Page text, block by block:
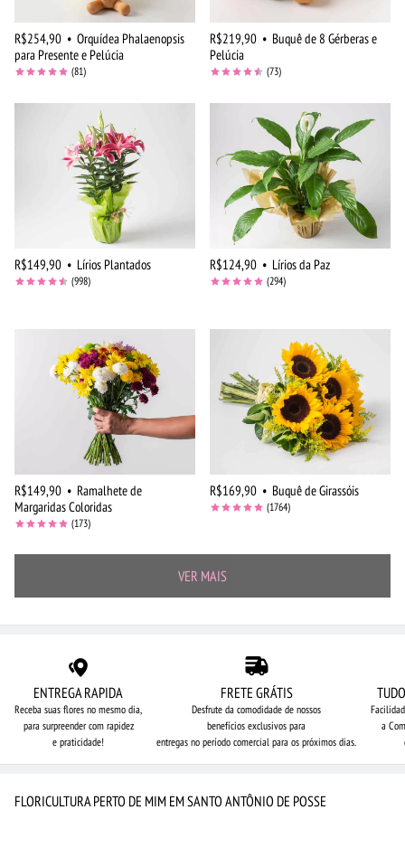
R$254,90 • Orquídea Phalaenopsis
para Presente e Pelúcia
(81)
R$219,90 • Buquê de 8 Gérberas e
Pelúcia
(73)
R$149,90 • Lírios Plantados
(998)
R$124,90 • Lírios da Paz
(294)
R$149,90 • Ramalhete de
Margaridas Coloridas
(173)
R$169,90 • Buquê de Girassóis
(1764)
VER MAIS
ENTREGA RAPIDA
Receba suas flores no mesmo dia,
para surpreender com rapidez
e praticidade!
FRETE GRÁTIS
Desfrute da comodidade de nossos
benefícios exclusivos para
entregas no período comercial para os próximos dias.
a
FLORICULTURA PERTO DE MIM EM SANTO ANTÔNIO DE POSSE